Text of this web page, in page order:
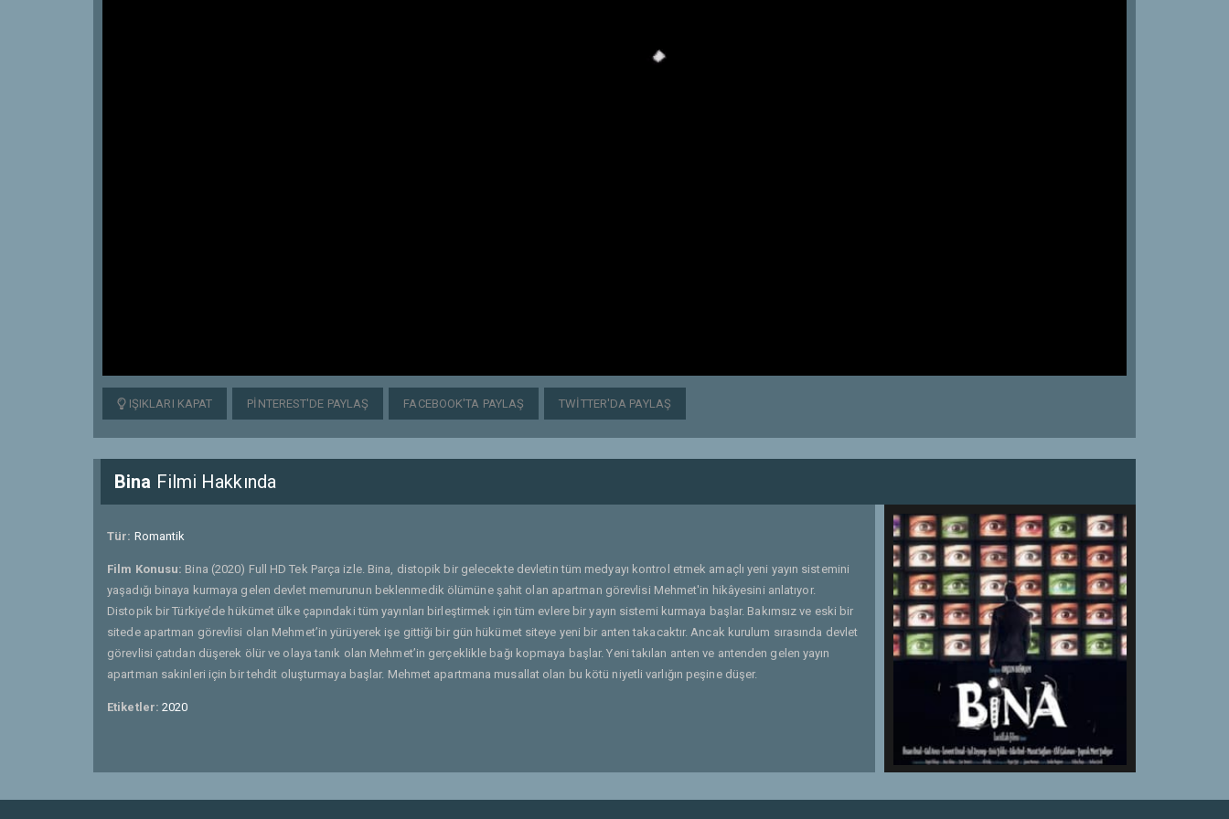
IŞIKLARI KAPAT PINTEREST'DE PAYLAŞ FACEBOOK'TA PAYLAŞ TWITTER'DA PAYLAŞ
Bina Filmi Hakkında
Tür: Romantik
Film Konusu: Bina (2020) Full HD Tek Parça izle. Bina, distopik bir gelecekte devletin tüm medyayı kontrol etmek amaçlı yeni yayın sistemini
yaşadığı binaya kurmaya gelen devlet memurunun beklenmedik ölümüne şahit olan apartman görevlisi Mehmet'in hikâyesini anlatıyor.
Distopik bir Türkiye’de hükümet ülke çapındaki tüm yayınları birleştirmek için tüm evlere bir yayın sistemi kurmaya başlar. Bakımsız ve eski bir
sitede apartman görevlisi olan Mehmet’in yürüyerek işe gittiği bir gün hükümet siteye yeni bir anten takacaktır. Ancak kurulum sırasında devlet
görevlisi çatıdan düşerek ölür ve olaya tanık olan Mehmet’in gerçeklikle bağı kopmaya başlar. Yeni takılan anten ve antenden gelen yayın
apartman sakinleri için bir tehdit oluşturmaya başlar. Mehmet apartmana musallat olan bu kötü niyetli varlığın peşine düşer.
Etiketler:2020